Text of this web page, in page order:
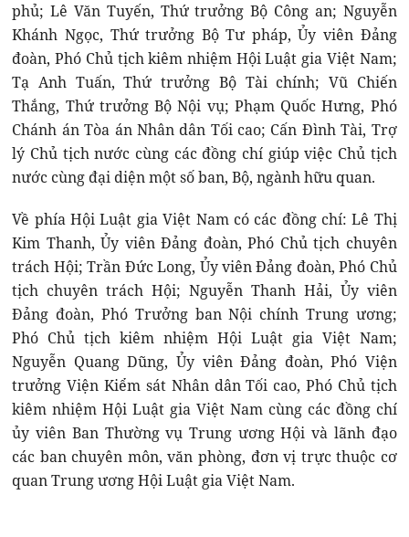
phủ; Lê Văn Tuyến, Thứ trưởng Bộ Công an; Nguyễn
Khánh Ngọc, Thứ trưởng Bộ Tư pháp, Ủy viên Đảng
đoàn, Phó Chủ tịch kiêm nhiệm Hội Luật gia Việt Nam;
Tạ Anh Tuấn, Thứ trưởng Bộ Tài chính; Vũ Chiến
Thắng, Thứ trưởng Bộ Nội vụ; Phạm Quốc Hưng, Phó
Chánh án Tòa án Nhân dân Tối cao; Cấn Đình Tài, Trợ
lý Chủ tịch nước cùng các đồng chí giúp việc Chủ tịch
nước cùng đại diện một số ban, Bộ, ngành hữu quan.
Về phía Hội Luật gia Việt Nam có các đồng chí: Lê Thị
Kim Thanh, Ủy viên Đảng đoàn, Phó Chủ tịch chuyên
trách Hội; Trần Đức Long, Ủy viên Đảng đoàn, Phó Chủ
tịch chuyên trách Hội; Nguyễn Thanh Hải, Ủy viên
Đảng đoàn, Phó Trưởng ban Nội chính Trung ương;
Phó Chủ tịch kiêm nhiệm Hội Luật gia Việt Nam;
Nguyễn Quang Dũng, Ủy viên Đảng đoàn, Phó Viện
trưởng Viện Kiểm sát Nhân dân Tối cao, Phó Chủ tịch
kiêm nhiệm Hội Luật gia Việt Nam cùng các đồng chí
ủy viên Ban Thường vụ Trung ương Hội và lãnh đạo
các ban chuyên môn, văn phòng, đơn vị trực thuộc cơ
quan Trung ương Hội Luật gia Việt Nam.